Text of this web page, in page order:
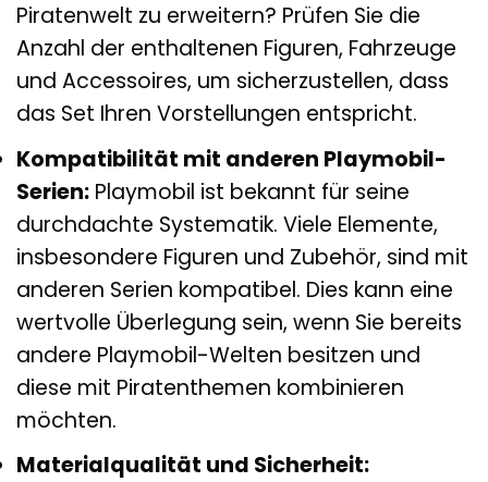
Piratenwelt zu erweitern? Prüfen Sie die
Anzahl der enthaltenen Figuren, Fahrzeuge
und Accessoires, um sicherzustellen, dass
das Set Ihren Vorstellungen entspricht.
Kompatibilität mit anderen Playmobil-
Serien: Playmobil ist bekannt für seine
durchdachte Systematik. Viele Elemente,
insbesondere Figuren und Zubehör, sind mit
anderen Serien kompatibel. Dies kann eine
wertvolle Überlegung sein, wenn Sie bereits
andere Playmobil-Welten besitzen und
diese mit Piratenthemen kombinieren
möchten.
Materialqualität und Sicherheit: